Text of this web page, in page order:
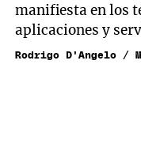
manifiesta en los
aplicaciones y
Rodrigo D'Angelo /